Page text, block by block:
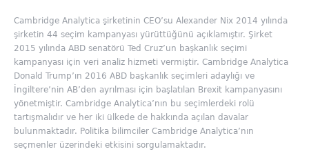
Cambridge Analytica şirketinin CEO’su Alexander Nix 2014 yılında
şirketin 44 seçim kampanyası yürüttüğünü açıklamıştır. Şirket
2015 yılında ABD senatörü Ted Cruz’un başkanlık seçimi
kampanyası için veri analiz hizmeti vermiştir. Cambridge Analytica
Donald Trump’ın 2016 ABD başkanlık seçimleri adaylığı ve
İngiltere’nin AB’den ayrılması için başlatılan Brexit kampanyasını
yönetmiştir. Cambridge Analytica’nın bu seçimlerdeki rolü
tartışmalıdır ve her iki ülkede de hakkında açılan davalar
bulunmaktadır. Politika bilimciler Cambridge Analytica’nın
seçmenler üzerindeki etkisini sorgulamaktadır.